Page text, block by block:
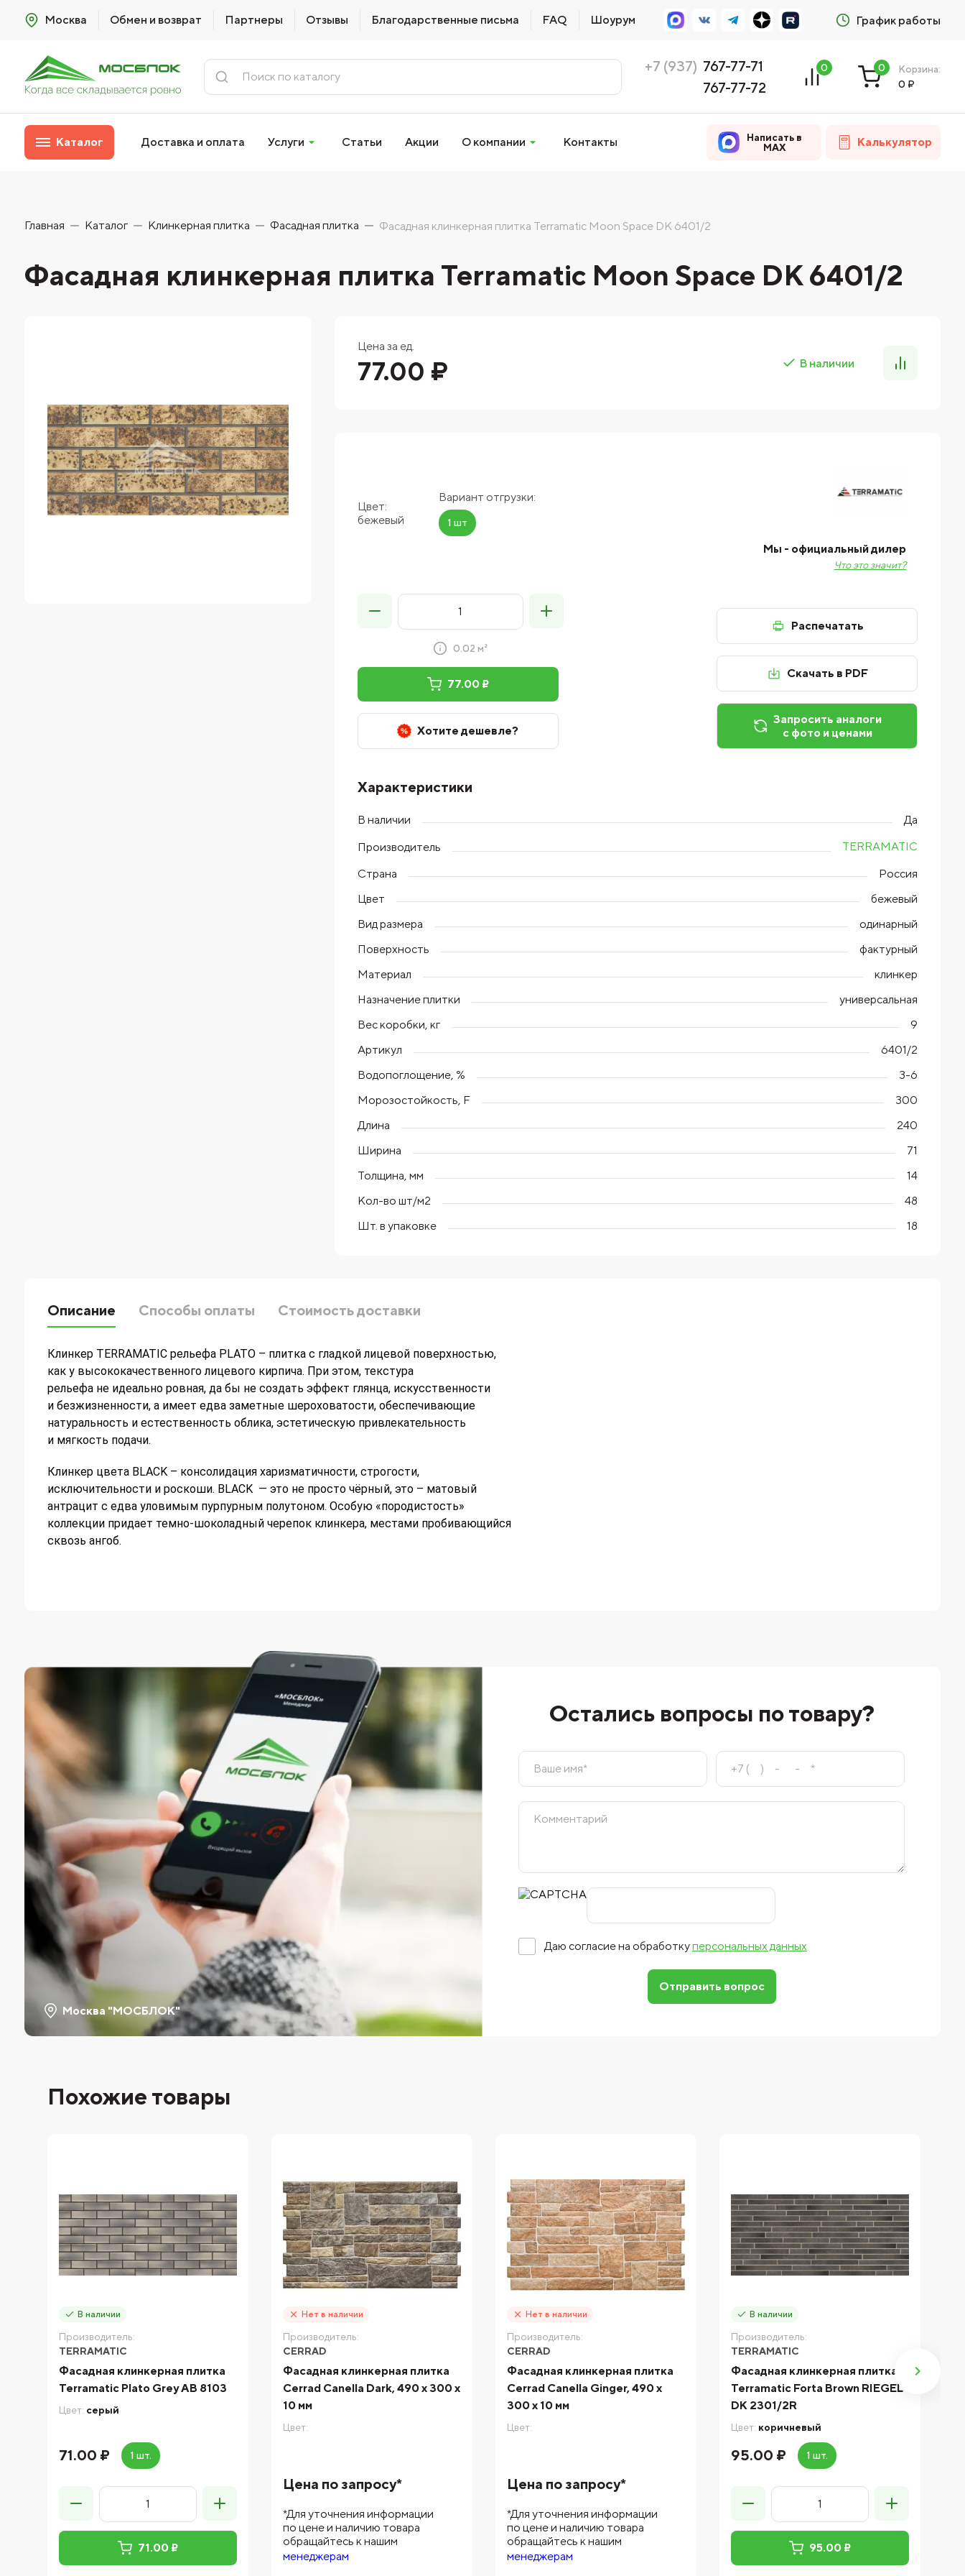
Москва Обмен и возврат Партнеры Отзывы Благодарственные письма FAQ Шоурум График работы
+7 (937) 767-77-71
767-77-72
0 0
Корзина:
0 ₽
Каталог Доставка и оплата Услуги Статьи Акции О компании Контакты
Написать в
MAX
Калькулятор
Главная Каталог Клинкерная плитка Фасадная плитка Фасадная клинкерная плитка Terramatic Moon Space DK 6401/2
Фасадная клинкерная плитка Terramatic Moon Space DK 6401/2
Цена за ед.
77.00 ₽ В наличии
Цвет:
бежевый
Вариант отгрузки:
1 шт
Мы - официальный дилер
Что это значит?
0.02 м²
77.00 ₽
Хотите дешевле?
Распечатать
Скачать в PDF
Запросить аналоги
с фото и ценами
Характеристики
В наличии
Да
Производитель
TERRAMATIC
Страна
Россия
Цвет
бежевый
Вид размера
одинарный
Поверхность
фактурный
Материал
клинкер
Назначение плитки
универсальная
Вес коробки, кг
9
Артикул
6401/2
Водопоглощение, %
3-6
Морозостойкость, F
300
Длина
240
Ширина
71
Толщина, мм
14
Кол-во шт/м2
48
Шт. в упаковке
18
Описание Способы оплаты Стоимость доставки
Клинкер TERRAMATIC рельефа PLATO – плитка с гладкой лицевой поверхностью,
как у высококачественного лицевого кирпича. При этом, текстура
рельефа не идеально ровная, да бы не создать эффект глянца, искусственности
и безжизненности, а имеет едва заметные шероховатости, обеспечивающие
натуральность и естественность облика, эстетическую привлекательность
и мягкость подачи.
Клинкер цвета BLACK – консолидация харизматичности, строгости,
исключительности и роскоши. BLACK — это не просто чёрный, это – матовый
антрацит с едва уловимым пурпурным полутоном. Особую «породистость»
коллекции придает темно-шоколадный черепок клинкера, местами пробивающийся
сквозь ангоб.
Москва "МОСБЛОК"
Остались вопросы по товару?
Даю согласие на обработкуперсональных данных
Отправить вопрос
Похожие товары
В наличии
Производитель:
TERRAMATIC
Фасадная клинкерная плитка
Terramatic Plato Grey AB 8103
Цвет: серый
71.00 ₽ 1 шт.
71.00 ₽
Нет в наличии
Производитель:
CERRAD
Фасадная клинкерная плитка
Cerrad Canella Dark, 490 x 300 x
10 мм
Цвет:
Цена по запросу*
*Для уточнения информации
по цене и наличию товара
обращайтесь к нашим
менеджерам
Нет в наличии
Производитель:
CERRAD
Фасадная клинкерная плитка
Cerrad Canella Ginger, 490 x
300 x 10 мм
Цвет:
Цена по запросу*
*Для уточнения информации
по цене и наличию товара
обращайтесь к нашим
менеджерам
В наличии
Производитель:
TERRAMATIC
Фасадная клинкерная плитка
Terramatic Forta Brown RIEGEL
DK 2301/2R
Цвет: коричневый
95.00 ₽ 1 шт.
95.00 ₽